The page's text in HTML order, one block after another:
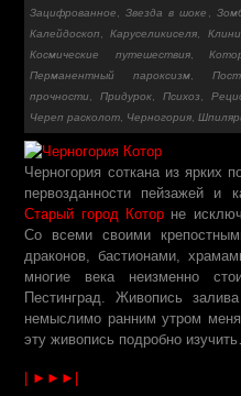
Зацифрованное,Звезда в шоке ,
Калейдоскоп,Каруселикиселя,
Косми­чески­е путе­шеств­ия,
Перманентный пароксизм,
прочности,Придурок, Психоз,
Череп расколот, Черногория,
Черногория соткана из ярких
первозданности пейзажей и
Старый город Которне
Со всеми своими
драконов, бастионами,
многие века неизменно
Пестинград. Живопись
немыслимо ранним утром
эту живопись подробно
| ►►►|